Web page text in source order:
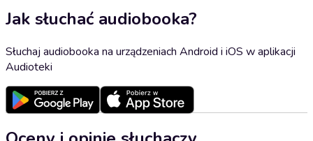
Jak słuchać audiobooka?
Słuchaj audiobooka na urządzeniach Android i iOS w aplikacji
Audioteki